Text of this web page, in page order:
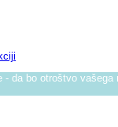
- da bo otroštvo